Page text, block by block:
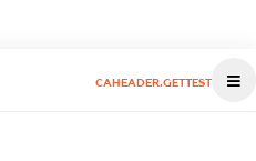
CAHEADER.GETTEST